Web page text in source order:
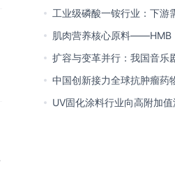
未来将向集成化、智能化方
工业级磷酸一铵行业：下游
转移 产业链一体化趋势清晰
肌肉营养核心原料——HMB
市场 龙头构筑全方位竞争壁
扩容与变革并行：我国音乐
群体更新，内容生态持续完善
中国创新接力全球抗肿瘤药
CDK4/6与BTK引领 医保落
UV固化涂料行业向高附加